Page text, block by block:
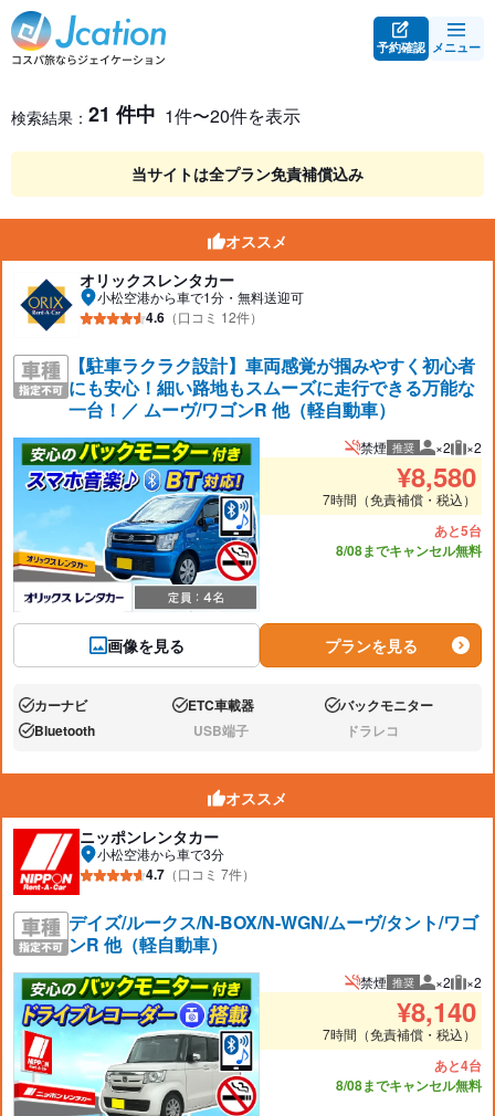
予約確認 メニュー
レンタカー検索・比較
レンタカー検索結果
検索結果： 21 件中 1件〜20件を表示
当サイトは全プラン免責補償込み
オススメ
オリックスレンタカー
小松空港から車で1分・無料送迎可
4.6 （口コミ 12件）
【駐車ラクラク設計】車両感覚が掴みやすく初心者
にも安心！細い路地もスムーズに走行できる万能な
一台！／ ムーヴ/ワゴンR 他（軽自動車）
画像を見る
禁煙 推奨 推奨人数
×2 推奨
×2
¥8,580
7時間（免責補償・税込）
あと5台
8/08までキャンセル無料
プランを見る
あり:カーナビ あり:ETC車載器 あり:バックモニター
あり:Bluetooth なし:USB端子 なし:ドラレコ
オススメ
ニッポンレンタカー
小松空港から車で3分
4.7 （口コミ 7件）
デイズ/ルークス/N-BOX/N-WGN/ムーヴ/タント/ワゴ
ンR 他（軽自動車）
禁煙 推奨 推奨人数
×2 推奨
×2
¥8,140
7時間（免責補償・税込）
あと4台
8/08までキャンセル無料